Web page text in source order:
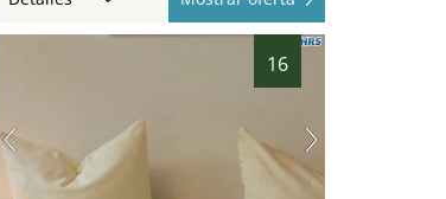
16